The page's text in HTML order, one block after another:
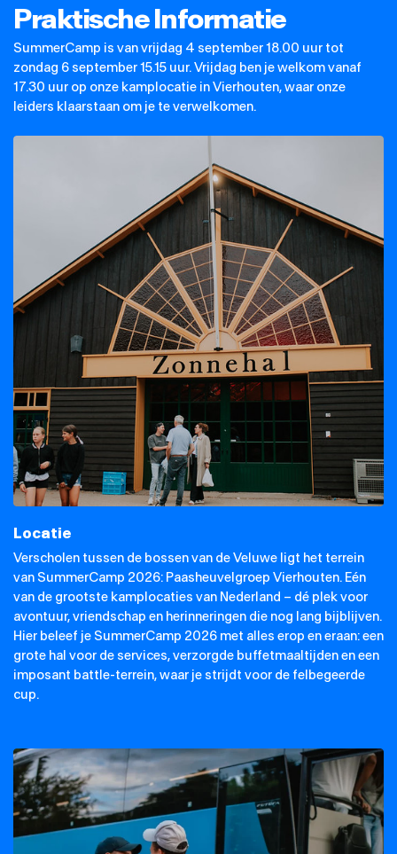
Praktische Informatie
SummerCamp is van vrijdag 4 september 18.00 uur tot
zondag 6 september 15.15 uur. Vrijdag ben je welkom vanaf
17.30 uur op onze kamplocatie in Vierhouten, waar onze
leiders klaarstaan om je te verwelkomen.
Locatie
Verscholen tussen de bossen van de Veluwe ligt het terrein
van SummerCamp 2026: Paasheuvelgroep Vierhouten. Eén
van de grootste kamplocaties van Nederland – dé plek voor
avontuur, vriendschap en herinneringen die nog lang bijblijven.
Hier beleef je SummerCamp 2026 met alles erop en eraan: een
grote hal voor de services, verzorgde buffetmaaltijden en een
imposant battle-terrein, waar je strijdt voor de felbegeerde
cup.